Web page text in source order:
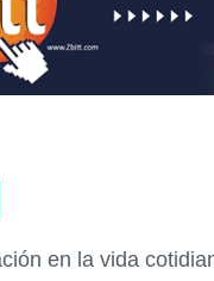
en la vida